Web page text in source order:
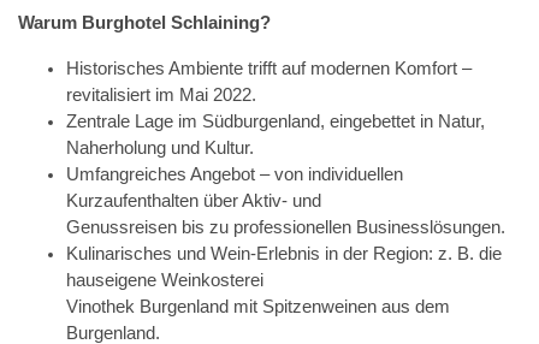
Warum Burghotel Schlaining?
Historisches Ambiente trifft auf modernen Komfort –
revitalisiert im Mai 2022.
Zentrale Lage im Südburgenland, eingebettet in Natur,
Naherholung und Kultur.
Umfangreiches Angebot – von individuellen
Kurzaufenthalten über Aktiv- und
Genussreisen bis zu professionellen Businesslösungen.
Kulinarisches und Wein-Erlebnis in der Region: z. B. die
hauseigene Weinkosterei
Vinothek Burgenland mit Spitzenweinen aus dem
Burgenland.